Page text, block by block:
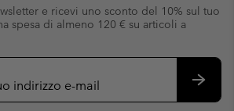
e ricevi uno sconto del 10% sul tuo
spesa di almeno 120 € su articoli a